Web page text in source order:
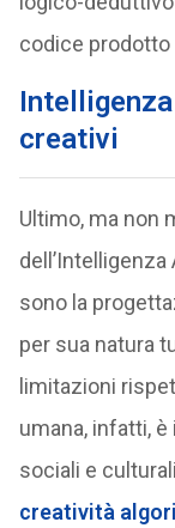
codice prodotto
creativi
Ultimo, ma non
sono la
per sua natura
limitazioni
umana, infatti,
sociali e
creatività